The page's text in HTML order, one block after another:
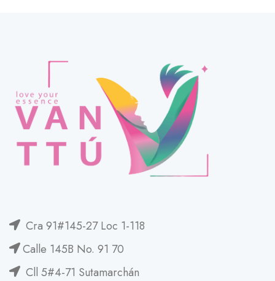
Cra 91#145-27 Loc 1-118
Calle 145B No. 91 70
Cll 5#4-71 Sutamarchán